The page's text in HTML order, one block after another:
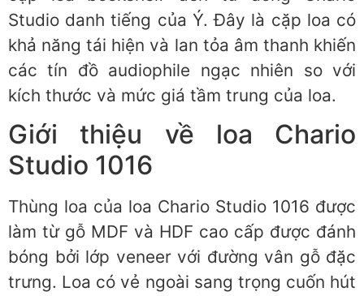
Studio danh tiếng của Ý. Đây là cặp loa có
khả năng tái hiện và lan tỏa âm thanh khiến
các tín đồ audiophile ngạc nhiên so với
kích thước và mức giá tầm trung của loa.
Giới thiệu về loa Chario
Studio 1016
Thùng loa của loa Chario Studio 1016 được
làm từ gỗ MDF và HDF cao cấp được đánh
bóng bởi lớp veneer với đường vân gỗ đặc
trưng. Loa có vẻ ngoài sang trọng cuốn hút